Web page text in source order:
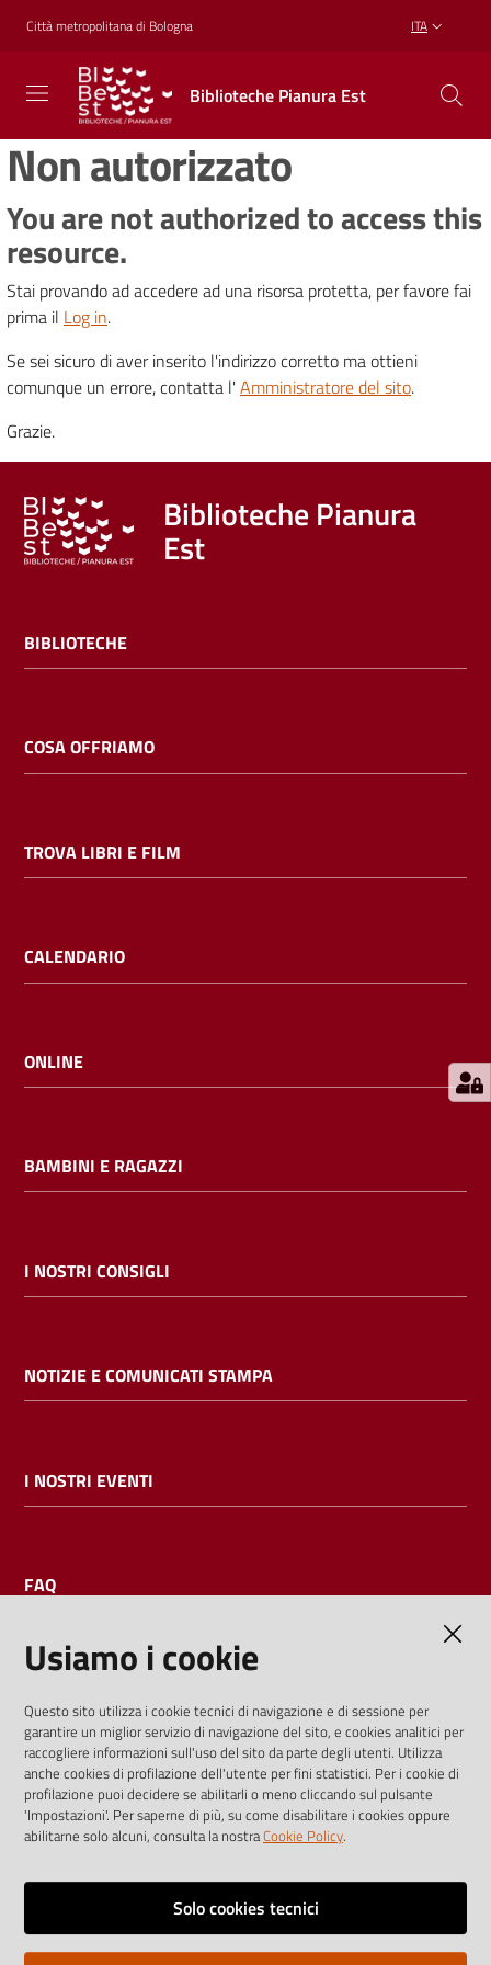
Vai al contenuto
Vai alla navigazione
Vai al footer
Città metropolitana di Bologna ITA
Biblioteche Pianura Est
Biblioteche
Pianura
Est
CONOSCERE,
CREARE,
Biblioteche
Cosa
offriamo
Trova
libri
e
film
Calendario
i
cataloghi
bibliotecario
Non autorizzato
You are not authorized to access this
resource.
Stai provando ad accedere ad una risorsa protetta, per favore fai
prima il Log in.
Se sei sicuro di aver inserito l'indirizzo corretto ma ottieni
comunque un errore, contatta l' Amministratore del sito.
Grazie.
Biblioteche Pianura
Est
BIBLIOTECHE
COSA OFFRIAMO
TROVA LIBRI E FILM
CALENDARIO
ONLINE
BAMBINI E RAGAZZI
I NOSTRI CONSIGLI
NOTIZIE E COMUNICATI STAMPA
I NOSTRI EVENTI
FAQ
I dati personali pubblicati sono riutilizzabili solo alle condizioni
previste dalla direttiva comunitaria 2003/98/CE e dal d.lgs.
36/2006
Vai alla pagina
Note legali
Usiamo i cookie
Questo sito utilizza i cookie tecnici di navigazione e di sessione per
garantire un miglior servizio di navigazione del sito, e cookies analitici per
raccogliere informazioni sull'uso del sito da parte degli utenti. Utilizza
anche cookies di profilazione dell'utente per fini statistici. Per i cookie di
profilazione puoi decidere se abilitarli o meno cliccando sul pulsante
'Impostazioni'. Per saperne di più, su come disabilitare i cookies oppure
abilitarne solo alcuni, consulta la nostraCookie Policy.
Solo cookies tecnici